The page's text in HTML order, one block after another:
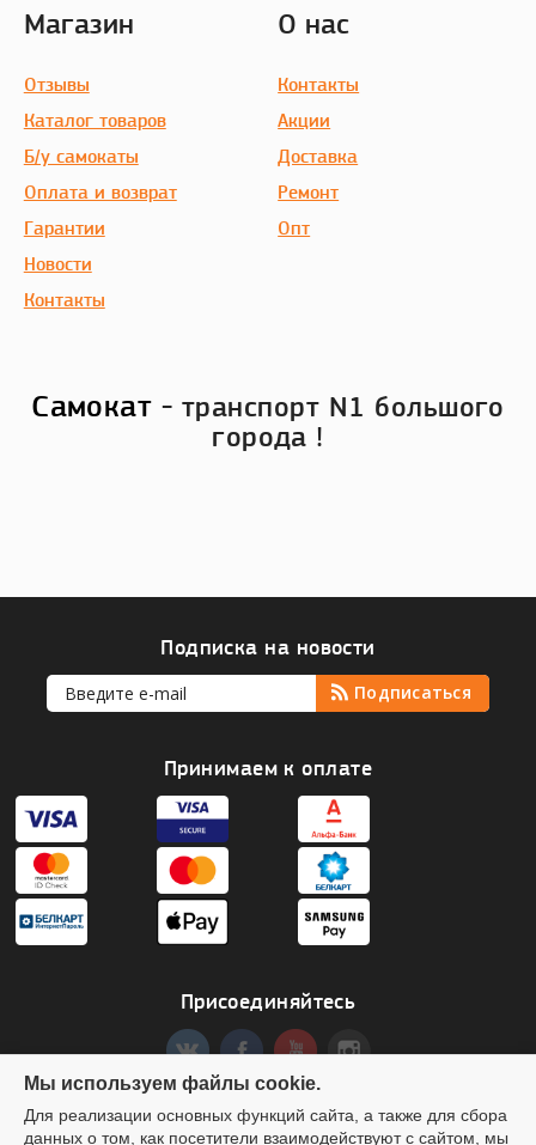
Магазин
Отзывы
Каталог товаров
Б/у самокаты
Оплата и возврат
Гарантии
Новости
Контакты
О нас
Контакты
Акции
Доставка
Ремонт
Опт
Самокат - транспорт N1 большого
города !
Подписка на новости
Принимаем к оплате
Присоединяйтесь
Мы используем файлы cookie.
Для реализации основных функций сайта, а также для сбора
данных о том, как посетители взаимодействуют с сайтом, мы